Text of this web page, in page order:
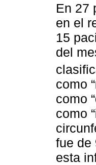
En 27
en el
15
del
como
como
como
fue de
esta